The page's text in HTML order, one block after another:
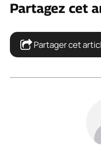
Partagez cet
Partager cet